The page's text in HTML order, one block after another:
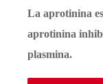
La aprotinina
aprotinina
plasmina.